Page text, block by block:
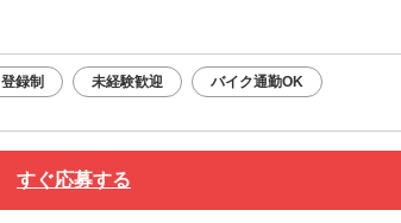
登録制 未経験歓迎 バイク通勤OK
すぐ応募する